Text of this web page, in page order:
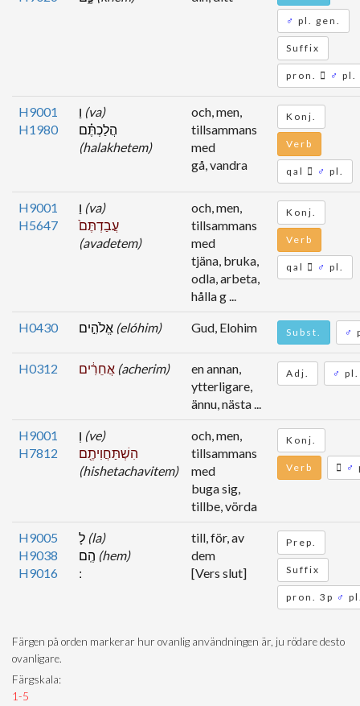
♂ pl. gen.
Suffix
pron. ♂ pl.
H9001
H1980
(va)
הֲלַכְתֶּ֗ם
(halakhetem)
och, men,
tillsammans
med
gå, vandra
Konj.
Verb
qal ♂ pl.
H9001
H5647
(va)
עֲבַדְתֶּם֙
(avadetem)
och, men,
tillsammans
med
tjäna, bruka,
odla, arbeta,
hålla g ...
Konj.
Verb
qal ♂ pl.
H0430 (elóhim) Gud, Elohim Subst. ♂
H0312 (acherim)
en annan,
ytterligare,
ännu, nästa ...
Adj. ♂ pl.
H9001
H7812
(ve)
הִשְׁתַּחֲוִיתֶ֖ם
(hishetachavitem)
och, men,
tillsammans
med
buga sig,
tillbe, vörda
Konj.
Verb ♂
H9005
H9038
H9016
(la)
(hem)
till, för, av
dem
[Vers slut]
Prep.
Suffix
pron. 3p ♂
Färgen på orden markerar hur ovanlig användningen är, ju rödare desto
ovanligare.
Färgskala:
1-5